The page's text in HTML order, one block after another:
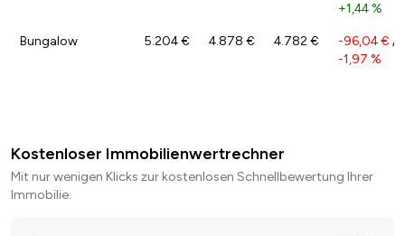
+1,44 %
Bungalow 5.204 € 4.878 € 4.782 € -96,04 € /
-1,97 %
Kostenloser Immobilienwertrechner
Mit nur wenigen Klicks zur kostenlosen Schnellbewertung Ihrer
Immobilie.